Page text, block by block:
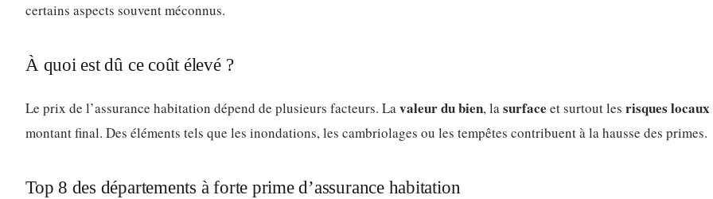
certains aspects souvent méconnus.
À quoi est dû ce coût élevé ?
Le prix de l’assurance habitation dépend de plusieurs facteurs. Lavaleur du bien, lasurface et surtout les risques locaux
montant final. Des éléments tels que les inondations, les cambriolages ou les tempêtes contribuent à la hausse des primes.
Top 8 des départements à forte prime d’assurance habitation